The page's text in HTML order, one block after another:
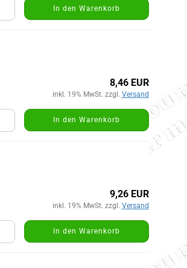
In den Warenkorb
8,46 EUR
inkl. 19% MwSt. zzgl. Versand
In den Warenkorb
9,26 EUR
inkl. 19% MwSt. zzgl. Versand
In den Warenkorb